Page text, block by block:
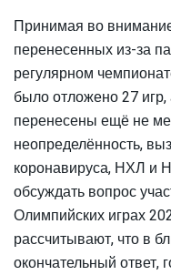
Принимая во
перенесенных из-за
регулярном
было отложено 27
перенесены ещё не
неопределённость,
коронавируса, НХЛ и
обсуждать вопрос
Олимпийских играх
рассчитывают, что в
окончательный ответ,